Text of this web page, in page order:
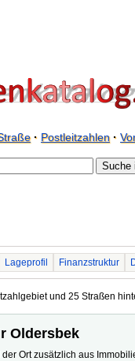
· Postleitzahlen·
Lageprofil Finanzstruktur
und 25 Straßen
Oldersbek
Ort zusätzlich aus